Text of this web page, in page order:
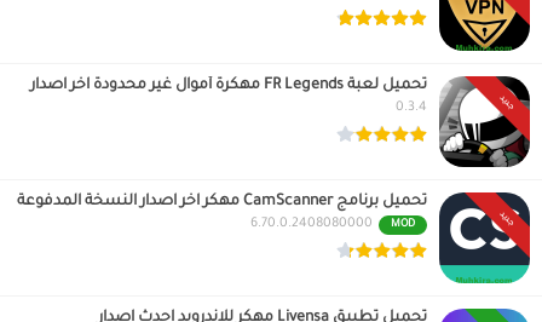
جديد
تحميل لعبة FR Legends مهكرة أموال غير محدودة اخر اصدار
0.3.4
جديد
تحميل برنامج CamScanner مهكر اخر اصدار النسخة المدفوعة
MOD
6.70.0.2408080000
تحميل تطبيق Livensa مهكر للاندرويد احدث اصدار